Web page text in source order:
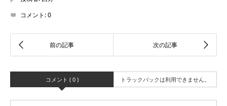
コメント:0
コメント ( 0 ) トラックバックは利用できません。